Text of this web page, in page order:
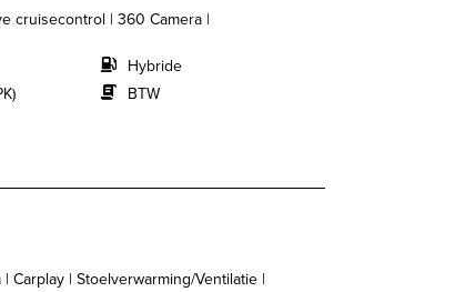
cruisecontrol | 360 Camera |
Hybride
BTW
Carplay | Stoelverwarming/Ventilatie |